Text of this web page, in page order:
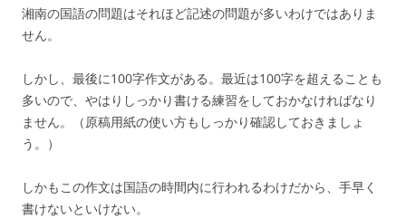
湘南の国語の問題はそれほど記述の問題が多いわけではありま
せん。
しかし、最後に100字作文がある。最近は100字を超えることも
多いので、やはりしっかり書ける練習をしておかなければなり
ません。（原稿用紙の使い方もしっかり確認しておきましょ
う。）
しかもこの作文は国語の時間内に行われるわけだから、手早く
書けないといけない。